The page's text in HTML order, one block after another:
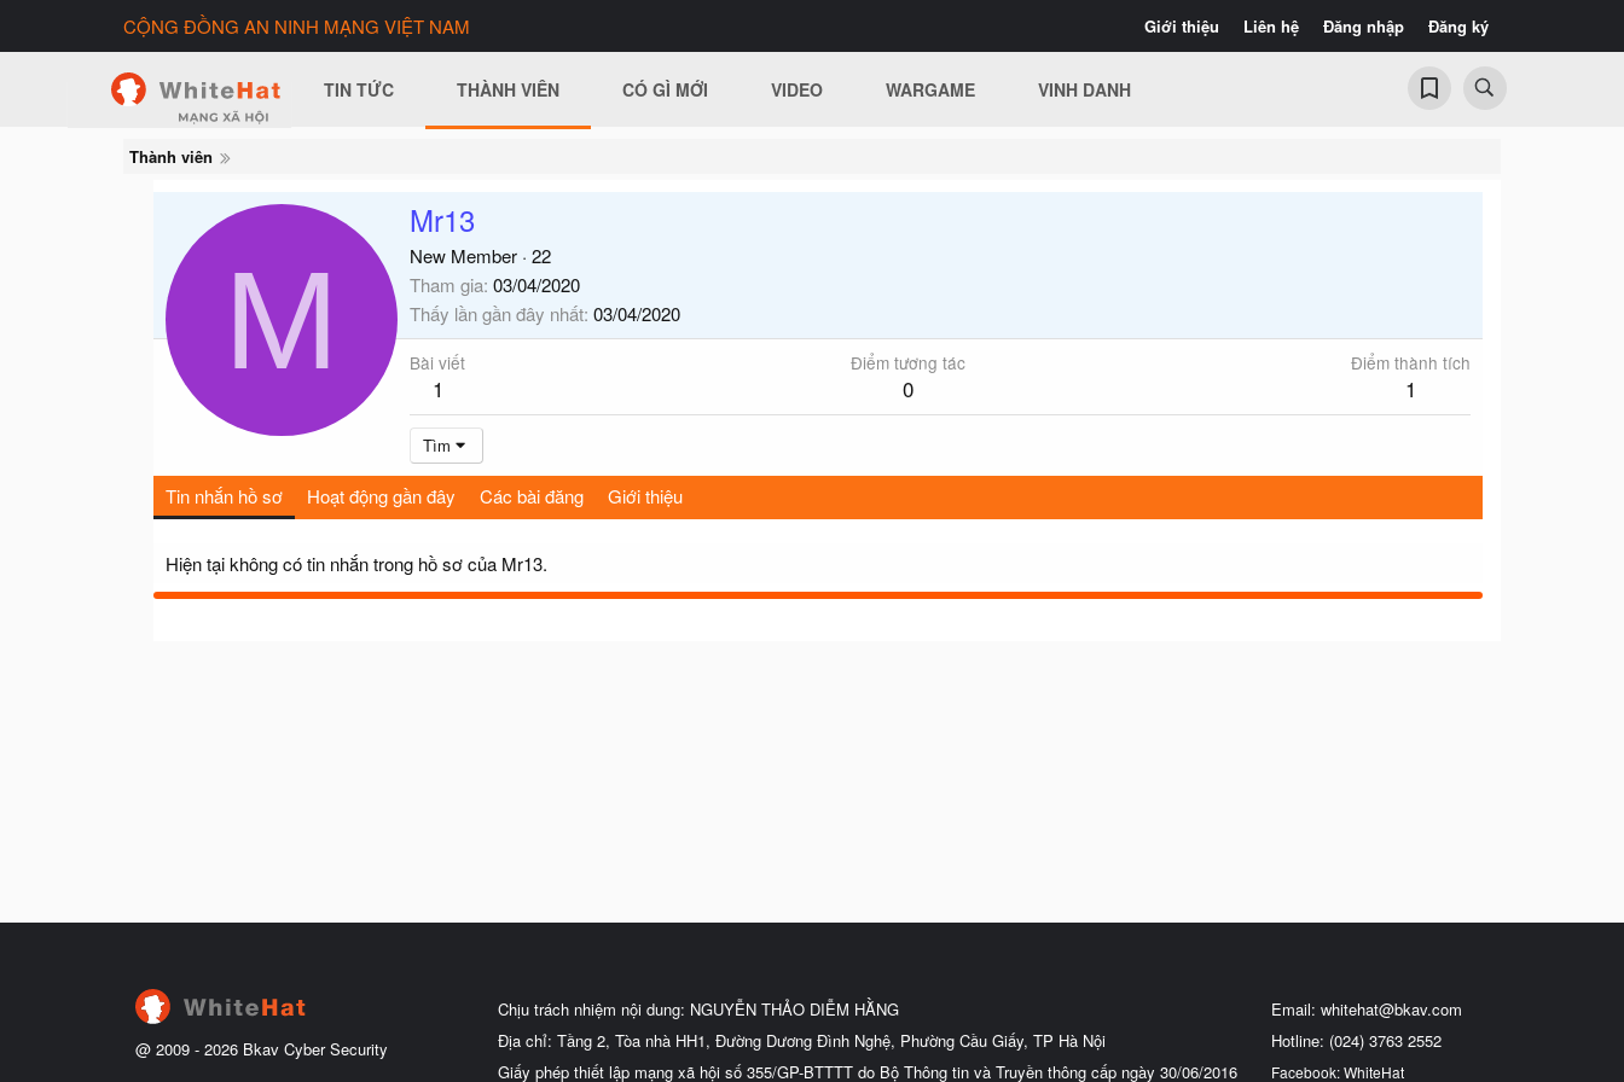
Giới thiệu Liên hệ Đăng nhập Đăng ký
CỘNG ĐỒNG AN NINH MẠNG VIỆT NAM
TIN TỨC THÀNH VIÊN CÓ GÌ MỚI VIDEO WARGAME VINH DANH
Thành viên
M
Mr13
New Member · 22
Tham gia 03/04/2020
Thấy lần gần đây nhất 03/04/2020
Bài viết
1
Điểm tương tác
0
Điểm thành tích
1
Tìm
Tin nhắn hồ sơ Hoạt động gần đây Các bài đăng Giới thiệu
Hiện tại không có tin nhắn trong hồ sơ của Mr13.
@ 2009 - 2026 Bkav Cyber Security
Chịu trách nhiệm nội dung: NGUYỄN THẢO DIỄM HẰNG
Địa chỉ: Tầng 2, Tòa nhà HH1, Đường Dương Đình Nghệ, Phường Cầu Giấy, TP Hà Nội
Giấy phép thiết lập mạng xã hội số 355/GP-BTTTT do Bộ Thông tin và Truyền thông cấp ngày 30/06/2016
Email: whitehat@bkav.com
Hotline: (024) 3763 2552
Facebook: WhiteHat